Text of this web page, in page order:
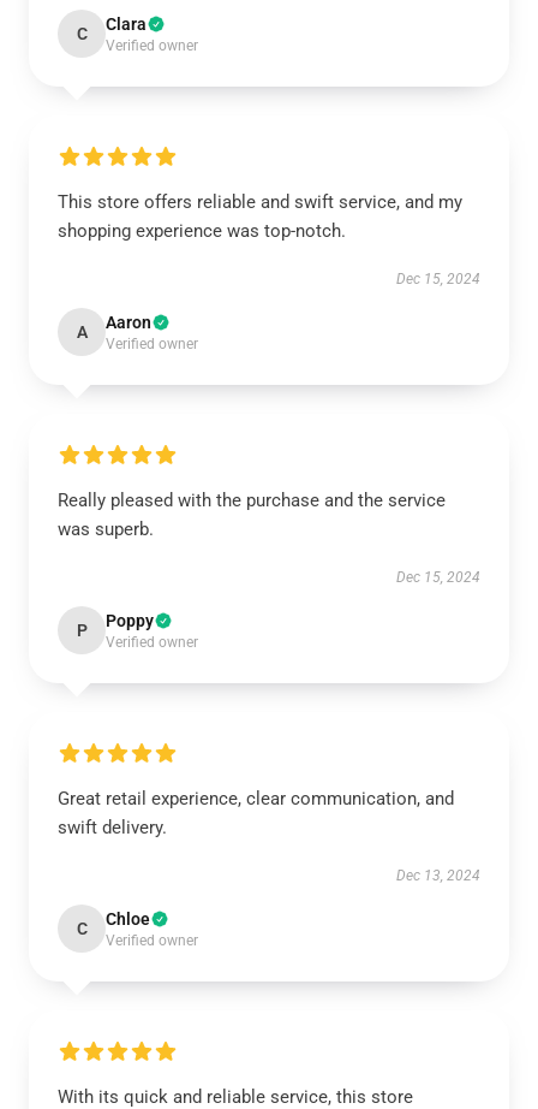
C Clara
Verified owner
This store offers reliable and swift service, and my
shopping experience was top-notch.
Dec 15, 2024
A Aaron
Verified owner
Really pleased with the purchase and the service
was superb.
Dec 15, 2024
P Poppy
Verified owner
Great retail experience, clear communication, and
swift delivery.
Dec 13, 2024
C Chloe
Verified owner
With its quick and reliable service, this store